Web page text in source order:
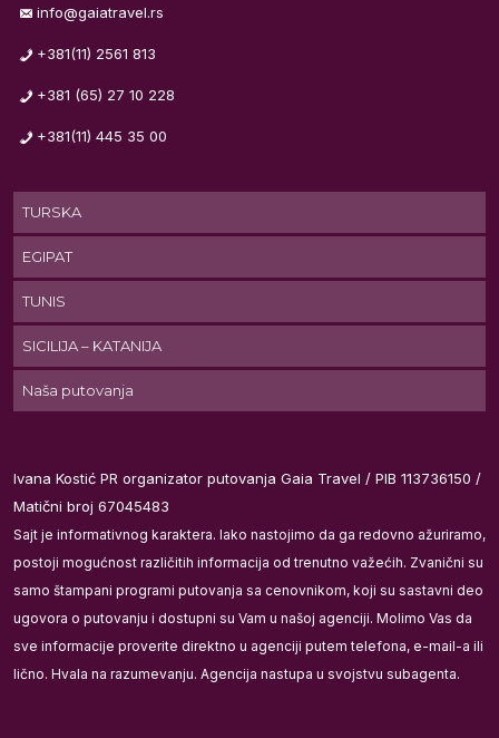
info@gaiatravel.rs
+381(11) 2561 813
+381 (65) 27 10 228
+381(11) 445 35 00
TURSKA
EGIPAT
TUNIS
SICILIJA – KATANIJA
Naša putovanja
Ivana Kostić PR organizator putovanja Gaia Travel / PIB 113736150 /
Matični broj 67045483
Sajt je informativnog karaktera. Iako nastojimo da ga redovno ažuriramo,
postoji mogućnost različitih informacija od trenutno važećih. Zvanični su
samo štampani programi putovanja sa cenovnikom, koji su sastavni deo
ugovora o putovanju i dostupni su Vam u našoj agenciji. Molimo Vas da
sve informacije proverite direktno u agenciji putem telefona, e-mail-a ili
lično. Hvala na razumevanju. Agencija nastupa u svojstvu subagenta.